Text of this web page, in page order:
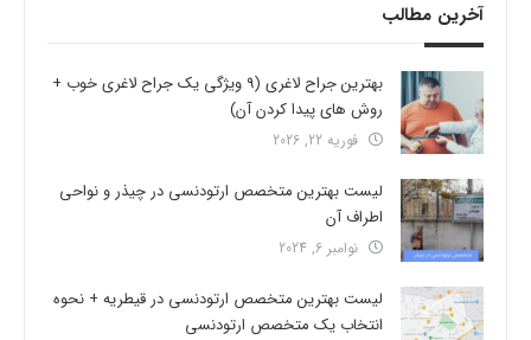
آخرین مطالب
بهترین جراح لاغری (9 ویژگی یک جراح لاغری خوب +
روش های پیدا کردن آن)
فوریه 22, 2026
لیست بهترین متخصص ارتودنسی در چیذر و نواحی
اطراف آن
نوامبر 6, 2024
لیست بهترین متخصص ارتودنسی در قیطریه + نحوه
انتخاب یک متخصص ارتودنسی